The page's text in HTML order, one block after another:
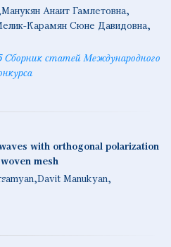
Манукян Анаит Гамлетовна
Карамян Сюне Давидовна
статей Международного
with orthogonal polarization
mesh
Davit Manukyan